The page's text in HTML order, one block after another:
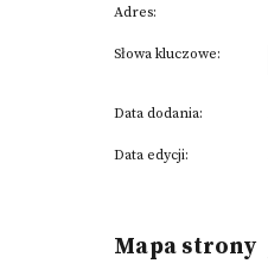
Adres:
Słowa kluczowe:
Data dodania:
Data edycji:
Mapa strony